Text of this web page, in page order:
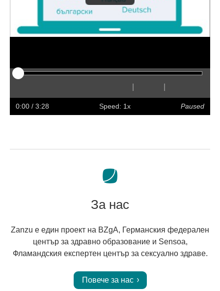
Hide
captions
FasterSlower
full
screen
0:00 / 3:28 Speed: 1x Paused
За нас
Zanzu е един проект на BZgA, Германския федерален
център за здравно образование и Sensoa,
Фламандския експертен център за сексуално здраве.
Повече за нас